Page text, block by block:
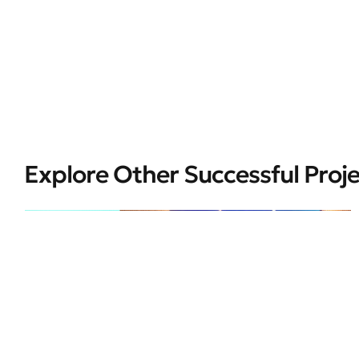
Explore Other Successful